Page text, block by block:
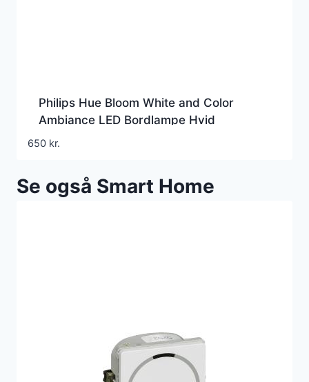
Philips Hue Bloom White and Color
Ambiance LED Bordlampe Hvid
650 kr.
Se også Smart Home